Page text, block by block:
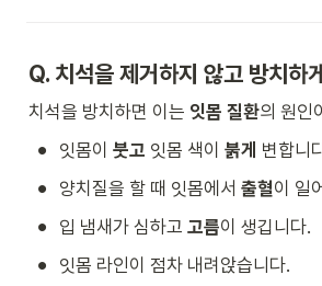
Q. 치석을 제거하지 않고 방치하
치석을 방치하면 이는 잇몸 질환의 원인
• 잇몸이 붓고 잇몸 색이 붉게 변합니
• 양치질을 할 때 잇몸에서 출혈이 일
• 입 냄새가 심하고 고름이 생깁니다.
• 잇몸 라인이 점차 내려앉습니다.